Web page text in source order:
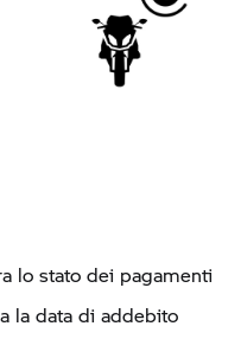
lo stato dei pagamenti
la data di addebito